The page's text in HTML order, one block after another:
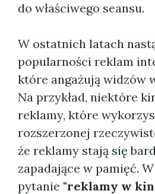
do właściwego seansu.
W ostatnich latach
popularności reklam
które angażują widzów
Na przykład, niektóre
reklamy, które
rozszerzonej
że reklamy stają się
zapadające w pamięć.
pytanie "reklamy w